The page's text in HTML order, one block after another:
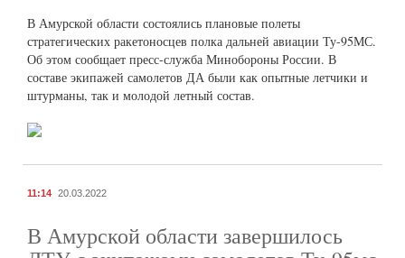
В Амурской области состоялись плановые полеты
стратегических ракетоносцев полка дальней авиации Ту-95МС.
Об этом сообщает пресс-служба Минобороны России. В
составе экипажей самолетов ДА были как опытные летчики и
штурманы, так и молодой летный состав.
11:14 20.03.2022
В Амурской области завершилось